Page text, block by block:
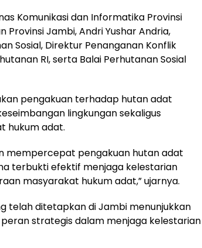
Komunikasi dan Informatika Provinsi
Provinsi Jambi, Andri Yushar Andria,
Sosial, Direktur Penanganan Konflik
RI, serta Balai Perhutanan Sosial
pengakuan terhadap hutan adat
lingkungan sekaligus
hukum adat.
mempercepat pengakuan hutan adat
terbukti efektif menjaga kelestarian
masyarakat hukum adat,” ujarnya.
telah ditetapkan di Jambi menunjukkan
strategis dalam menjaga kelestarian